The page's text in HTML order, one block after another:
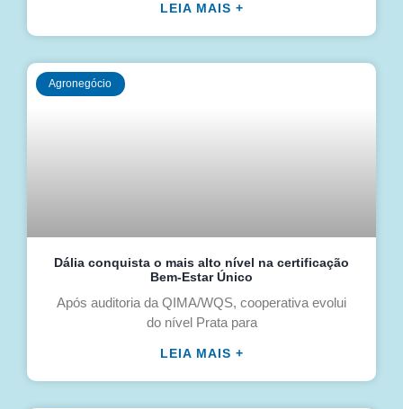
LEIA MAIS +
Agronegócio
Dália conquista o mais alto nível na certificação
Bem-Estar Único
Após auditoria da QIMA/WQS, cooperativa evolui
do nível Prata para
LEIA MAIS +